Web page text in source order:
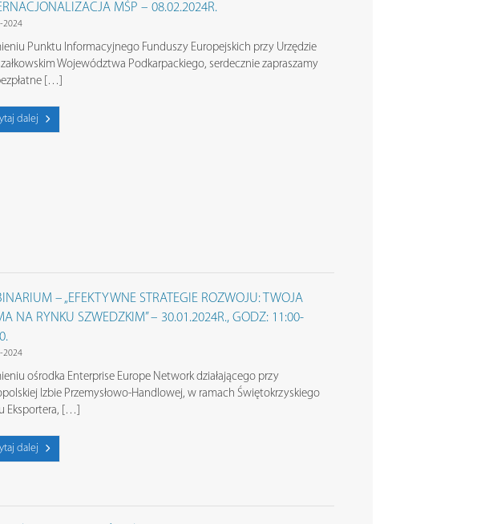
MŚP – 08.02.2024R.
2024
Punktu Informacyjnego Funduszy Europejskich przy Urzędzie
Województwa Podkarpackiego, serdecznie zapraszamy
[…]
dalej
– „EFEKTYWNE STRATEGIE ROZWOJU: TWOJA
NA RYNKU SZWEDZKIM” – 30.01.2024R., GODZ: 11:00-
2024
ośrodka Enterprise Europe Network działającego przy
Izbie Przemysłowo-Handlowej, w ramach Świętokrzyskiego
Eksportera, […]
dalej